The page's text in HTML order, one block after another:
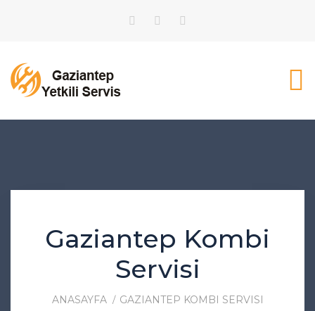
Gaziantep Kombi
Servisi
ANASAYFA GAZIANTEP KOMBI SERVISI